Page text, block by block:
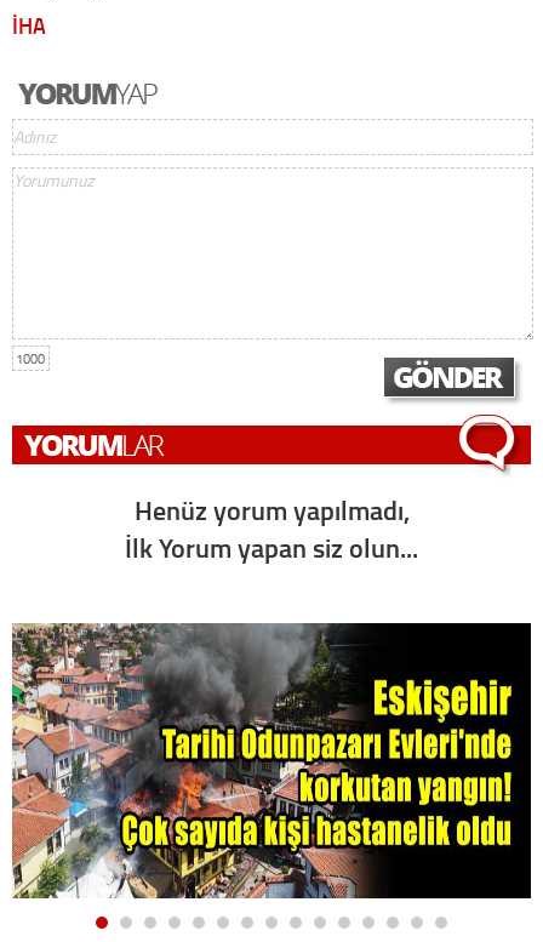
İHA
1000
Henüz yorum yapılmadı,
İlk Yorum yapan siz olun...